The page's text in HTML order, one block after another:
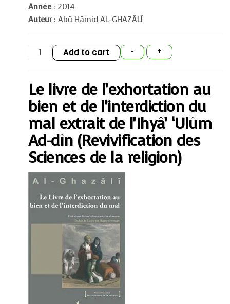
Année : 2014
Auteur : Abû Hâmid AL-GHAZÂLÎ
-
Le
livre
de
bien
et
de
l'interdiction
du
mal
extrait
de
l'Ihyâ'
'Ulûm
Ad-
dîn
(Revivification
des
Sciences
de
la
quantity
+
Add to cart
Le livre de l’exhortation au
bien et de l’interdiction du
mal extrait de l’Ihyâ’ ‘Ulûm
Ad-dîn (Revivification des
Sciences de la religion)